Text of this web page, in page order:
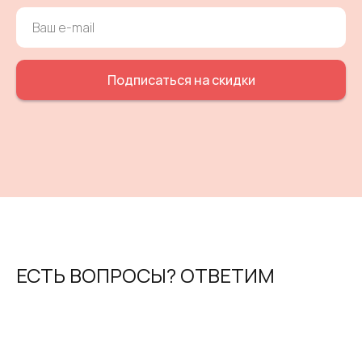
Подписаться на скидки
ЕСТЬ ВОПРОСЫ? ОТВЕТИМ